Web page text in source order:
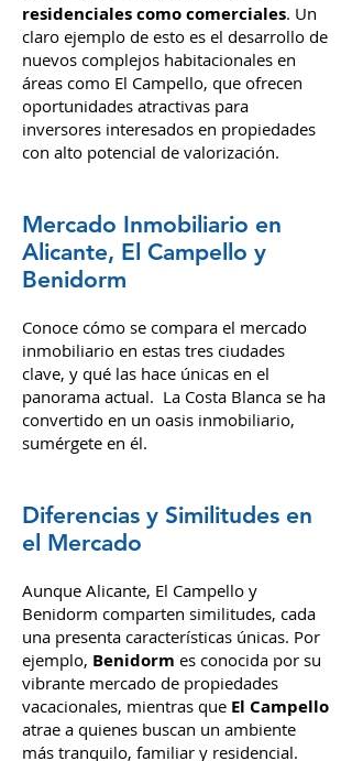
Recientemente, Alicante ha visto un
aumento en inversiones tanto
residenciales como comerciales. Un
claro ejemplo de esto es el desarrollo de
nuevos complejos habitacionales en
áreas como El Campello, que ofrecen
con alto potencial de valorización.
Mercado Inmobiliario en
Alicante, El Campello y
Benidorm
Conoce cómo se compara el mercado
inmobiliario en estas tres ciudades
clave, y qué las hace únicas en el
sumérgete en él.
Diferencias y Similitudes en
el Mercado
Aunque Alicante, El Campello y
Benidorm comparten similitudes, cada
una presenta características únicas. Por
ejemplo,Benidormes conocida por su
vibrante mercado de propiedades